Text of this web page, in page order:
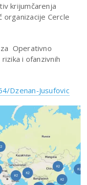
krijumčarenja
organizacije Cercle
Operativno
i ofanzivnih
Dzenan-Jusufovic